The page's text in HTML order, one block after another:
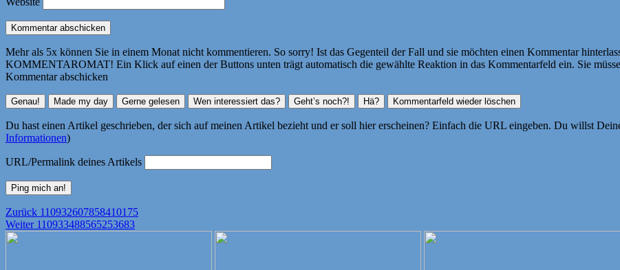
Mehr als 5x können Sie in einem Monat nicht kommentieren. So sorry! Ist das Gegenteil der Fall und sie möchten einen Kommentar
KOMMENTAROMAT! Ein Klick auf einen der Buttons unten trägt automatisch die gewählte Reaktion in das Kommentarfeld ein. Sie
Kommentar abschicken
Du hast einen Artikel geschrieben, der sich auf meinen Artikel bezieht und er soll hier erscheinen? Einfach die URL eingeben. Du willst
Informationen)
URL/Permalink deines Artikels
Beitragsnavigation
Zurück Vorheriger
Beitrag:
110932607858410175
Weiter Nächster
110933488565253683